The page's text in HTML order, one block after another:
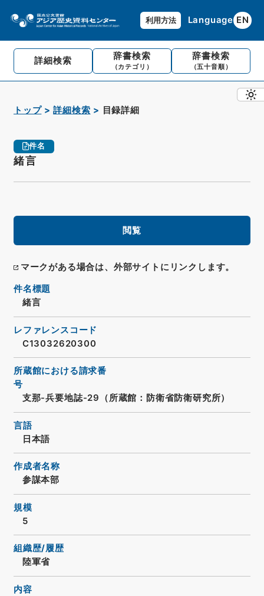
利用方法 Language EN
詳細検索 辞書検索
（カテゴリ）
辞書検索
（五十音順）
トップ 詳細検索 目録詳細
件名
緒言
閲覧
マークがある場合は、外部サイトにリンクします。
件名標題
緒言
レファレンスコード
C13032620300
所蔵館における請求番
号
支那-兵要地誌-29（所蔵館：防衛省防衛研究所）
言語
日本語
作成者名称
参謀本部
規模
5
組織歴/履歴
陸軍省
内容